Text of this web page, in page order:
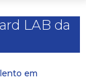
LAB da
em